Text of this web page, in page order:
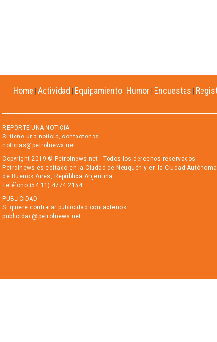
Home Actividad Equipamiento Humor Encuestas
REPORTE UNA NOTICIA
Si tiene una noticia, contáctenos
noticias@petrolnews.net
Copyright 2019 © Petrolnews.net - Todos los derechos reservados
Petrolnews es editado en la Ciudad de Neuquén y en la Ciudad Autónoma
de Buenos Aires, República Argentina
Teléfono (54 11) 4774 2154
PUBLICIDAD
Si quiere contratar publicidad contáctenos
publicidad@petrolnews.net